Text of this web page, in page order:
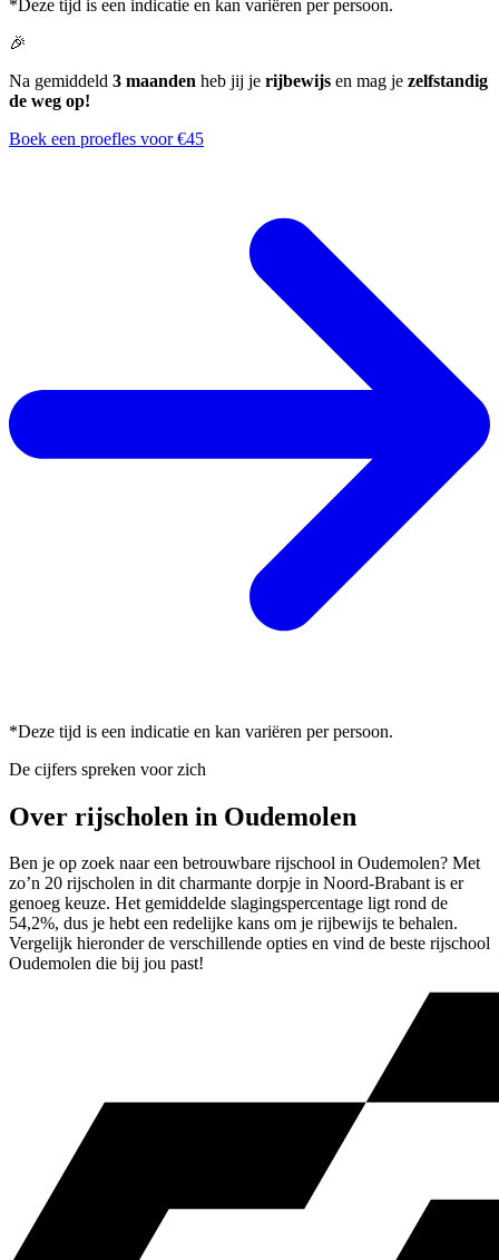
*Deze tijd is een indicatie en kan variëren per persoon.
🎉
Na gemiddeld 3 maanden heb jij je rijbewijs en mag je zelfstandig
de weg op!
Boek een proefles voor €45
*Deze tijd is een indicatie en kan variëren per persoon.
De cijfers spreken voor zich
Over rijscholen in Oudemolen
Ben je op zoek naar een betrouwbare rijschool in Oudemolen? Met
zo’n 20 rijscholen in dit charmante dorpje in Noord-Brabant is er
genoeg keuze. Het gemiddelde slagingspercentage ligt rond de
54,2%, dus je hebt een redelijke kans om je rijbewijs te behalen.
Vergelijk hieronder de verschillende opties en vind de beste rijschool
Oudemolen die bij jou past!